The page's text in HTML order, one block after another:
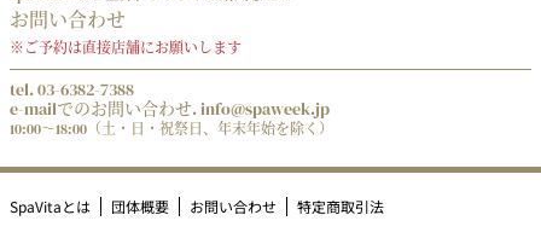
お問い合わせ
※ご予約は直接店舗にお願いします
tel. 03-6382-7388
e-mailでのお問い合わせ. info@spaweek.jp
10:00～18:00（土・日・祝祭日、年末年始を除く）
SpaVitaとは 団体概要 お問い合わせ 特定商取引法